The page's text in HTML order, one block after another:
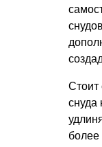
Стоит
снуда